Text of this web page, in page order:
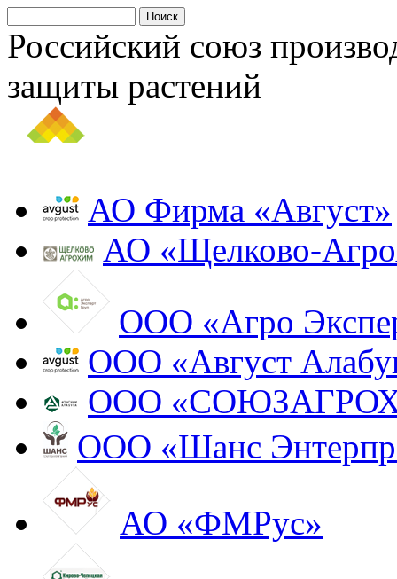
Российский союз
защиты растений
АО Фирма «Август»
АО «Щелково-
ООО «Агро
ООО «Август
ООО
ООО «Шанс
АО «ФМРус»